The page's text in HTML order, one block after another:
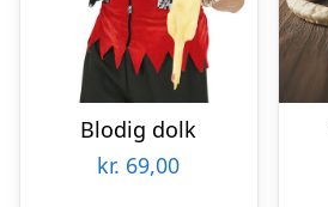
Blodig dolk
kr. 69,00